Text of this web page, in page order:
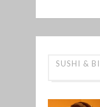
SUSHI &